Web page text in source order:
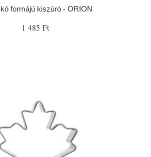
formájú kiszúró - ORION
1 485 Ft